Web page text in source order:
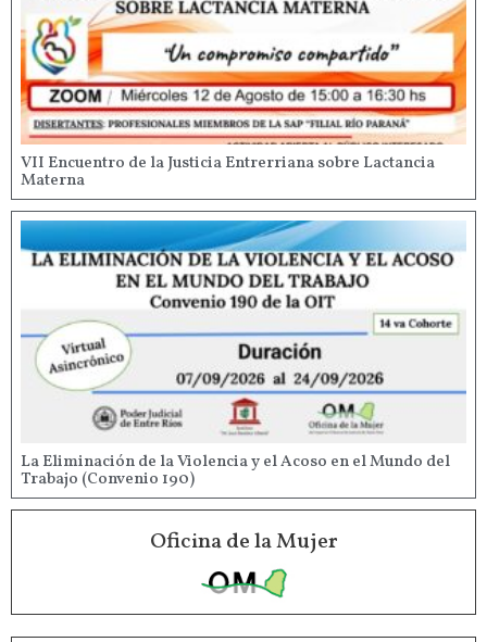
VII Encuentro de la Justicia Entrerriana sobre Lactancia
Materna
La Eliminación de la Violencia y el Acoso en el Mundo del
Trabajo (Convenio 190)
Oficina de la Mujer